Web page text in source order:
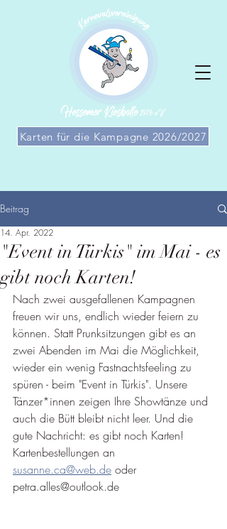
Karten für die Kampagne 2026/2027
Beitrag
"Event in Türkis" im Mai - es
gibt noch Karten!
14. Apr. 2022
Nach zwei ausgefallenen Kampagnen
freuen wir uns, endlich wieder feiern zu
können. Statt Prunksitzungen gibt es an
zwei Abenden im Mai die Möglichkeit,
wieder ein wenig Fastnachtsfeeling zu
spüren - beim "Event in Türkis". Unsere
Tänzer*innen zeigen Ihre Showtänze und
auch die Bütt bleibt nicht leer. Und die
gute Nachricht: es gibt noch Karten!
Kartenbestellungen an
susanne.ca@web.de oder
petra.alles@outlook.de